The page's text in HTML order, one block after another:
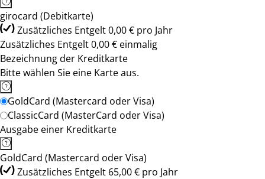
girocard (Debitkarte)
Zusätzliches Entgelt 0,00 € pro Jahr
Zusätzliches Entgelt 0,00 € einmalig
Bezeichnung der Kreditkarte
Bitte wählen Sie eine Karte aus.
GoldCard (Mastercard oder Visa)
ClassicCard (MasterCard oder Visa)
Ausgabe einer Kreditkarte
GoldCard (Mastercard oder Visa)
Zusätzliches Entgelt 65,00 € pro Jahr